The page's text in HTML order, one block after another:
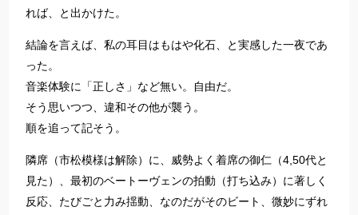
れば、と出かけた。
結論を言えば、私の耳目はもはや化石、と実感した一夜であ
った。
音楽体験に「正しさ」など無い。自由だ。
そう思いつつ、違和その他が襲う。
順を追って記そう。
隣席（市松模様は解除）に、威勢よく着席の御仁（4,50代と
見た）、最初のベートーヴェンの拍動（打ち込み）に著しく
反応、たびごと力み揺動、なのだがそのビート、微妙にずれ